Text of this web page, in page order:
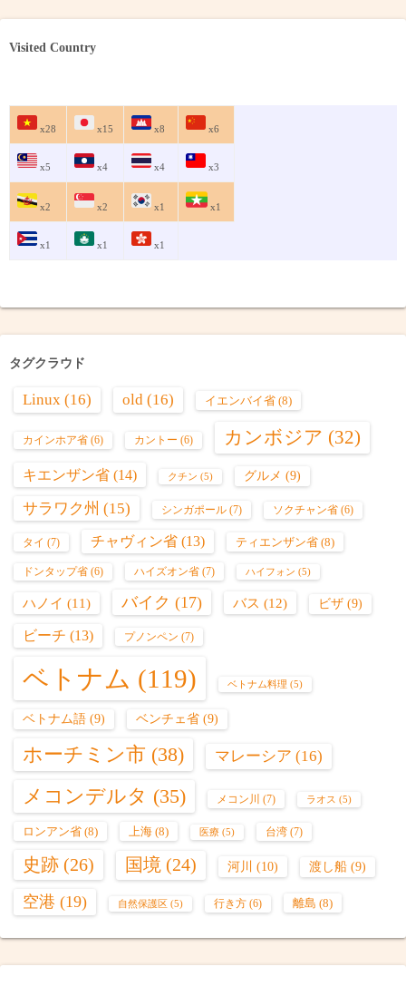
Visited Country
x28 x15 x8 x6
x5 x4 x4 x3
x2 x2 x1 x1
x1 x1 x1
タグクラウド
Linux (16) old (16) イエンバイ省 (8)
カインホア省 (6) カントー (6) カンボジア (32)
キエンザン省 (14) クチン (5) グルメ (9)
サラワク州 (15) シンガポール (7) ソクチャン省 (6)
タイ (7) チャヴィン省 (13) ティエンザン省 (8)
ドンタップ省 (6) ハイズオン省 (7) ハイフォン (5)
ハノイ (11) バイク (17) バス (12) ビザ (9)
ビーチ (13) プノンペン (7)
ベトナム (119) ベトナム料理 (5)
ベトナム語 (9) ベンチェ省 (9)
ホーチミン市 (38) マレーシア (16)
メコンデルタ (35) メコン川 (7) ラオス (5)
ロンアン省 (8) 上海 (8) 医療 (5) 台湾 (7)
史跡 (26) 国境 (24) 河川 (10) 渡し船 (9)
空港 (19) 自然保護区 (5) 行き方 (6) 離島 (8)